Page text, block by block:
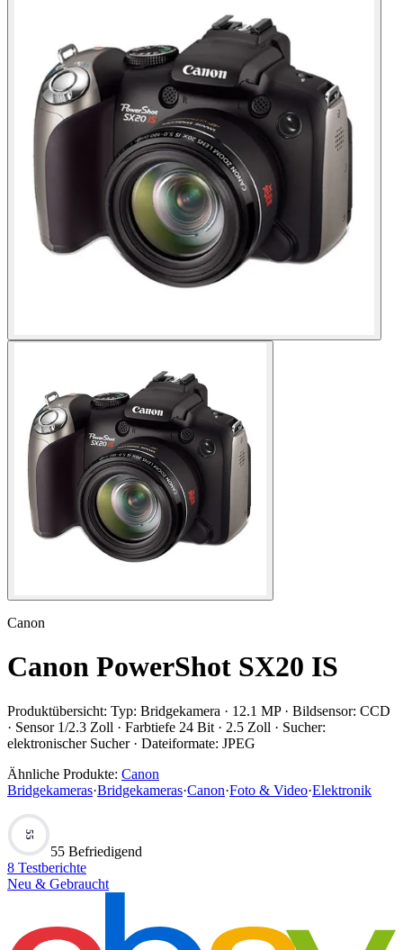
Canon
Canon PowerShot SX20 IS
Produktübersicht: Typ: Bridgekamera · 12.1 MP · Bildsensor: CCD
· Sensor 1/2.3 Zoll · Farbtiefe 24 Bit · 2.5 Zoll · Sucher:
elektronischer Sucher · Dateiformate: JPEG
Ähnliche Produkte: Canon
Bridgekameras·Bridgekameras·Canon·Foto & Video·Elektronik
55
55 Befriedigend
8 Testberichte
Neu & Gebraucht